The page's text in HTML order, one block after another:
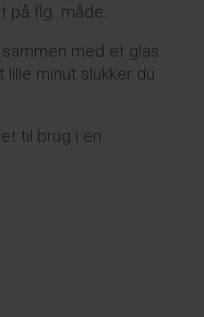
på flg. måde.
med et glas
minut slukker du
til brug i en